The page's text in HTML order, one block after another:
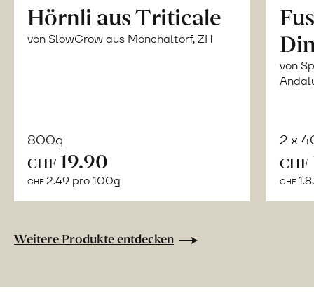
Hörnli aus Triticale
von SlowGrow aus Mönchaltorf, ZH
800g
CHF 19.90
CHF 2.49 pro 100g
von
2 x
CHF
CHF
Weitere Produkte entdecken